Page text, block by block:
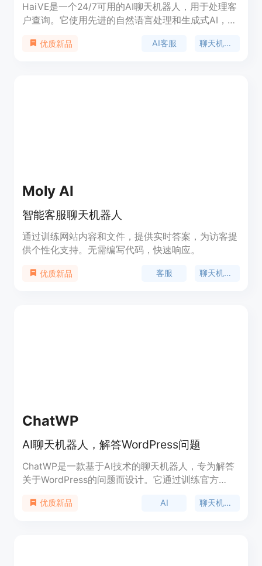
HaiVE是一个24/7可用的AI聊天机器人，用于处理客
户查询。它使用先进的自然语言处理和生成式AI，为
拟AI团队，以实现始终如一的卓越客户体验。我们的
优质新品 AI客服 聊天机器人
Moly AI
智能客服聊天机器人
通过训练网站内容和文件，提供实时答案，为访客提
供个性化支持。无需编写代码，快速响应。
优质新品 客服 聊天机器人
ChatWP
AI聊天机器人，解答WordPress问题
ChatWP是一款基于AI技术的聊天机器人，专为解答
关于WordPress的问题而设计。它通过训练官方
介绍、优势、定价和定位等信息。
优质新品 AI 聊天机器人